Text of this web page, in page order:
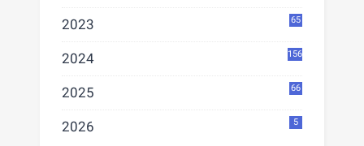
2023 65
2024 156
2025 66
2026 5